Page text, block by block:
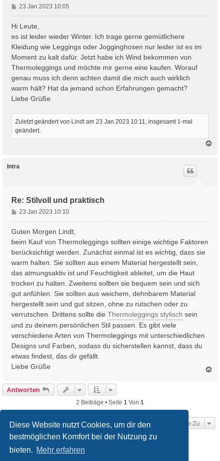
Diese Website nutzt Cookies, um dir den
bestmöglichen Komfort bei der Nutzung zu
bieten. Mehr erfahren
B
e
i
r
a
g
23 Jan 2023 10:05
Hi Leute,
es ist leider wieder Winter. Ich trage gerne gemütlichere
Kleidung wie Leggings oder Jogginghosen nur leider ist es im
Moment zu kalt dafür. Jetzt habe ich Wind bekommen von
Thermoleggings und möchte mir gerne eine kaufen. Worauf
genau muss ich denn achten damit die mich auch wirklich
warm hält? Hat da jemand schon Erfahrungen gemacht?
Liebe Grüße
Zuletzt geändert von Lindt am 23 Jan 2023 10:11, insgesamt 1-mal
geändert.
Intra
Re: Stilvoll und praktisch
B
e
i
a
g
23 Jan 2023 10:10
Guten Morgen Lindt,
beim Kauf von Thermoleggings sollten einige wichtige Faktoren
berücksichtigt werden. Zunächst einmal ist es wichtig, dass sie
warm halten. Sie sollten aus einem Material hergestellt sein,
das atmungsaktiv ist und Feuchtigkeit ableitet, um die Haut
trocken zu halten. Zweitens sollten sie bequem sein und sich
gut anfühlen. Sie sollten aus weichem, dehnbarem Material
hergestellt sein und gut sitzen, ohne zu rutschen oder zu
verrutschen. Drittens sollte die Thermoleggings stylisch sein
und zu deinem persönlichen Stil passen. Es gibt viele
verschiedene Arten von Thermoleggings mit unterschiedlichen
Designs und Farben, sodass du sicherstellen kannst, dass du
etwas findest, das dir gefällt.
Liebe Grüße
e
Antworten
2 Beiträge • Seite 1 Von 1
Gehe Zu
Startseite Foren-Übersicht